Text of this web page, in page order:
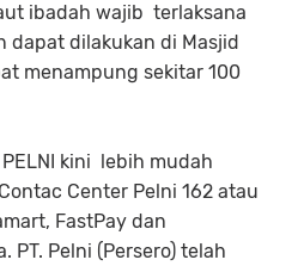
ibadah wajib terlaksana
dapat dilakukan di Masjid
menampung sekitar 100
kini lebih mudah
Center Pelni 162 atau
FastPay dan
PT. Pelni (Persero) telah